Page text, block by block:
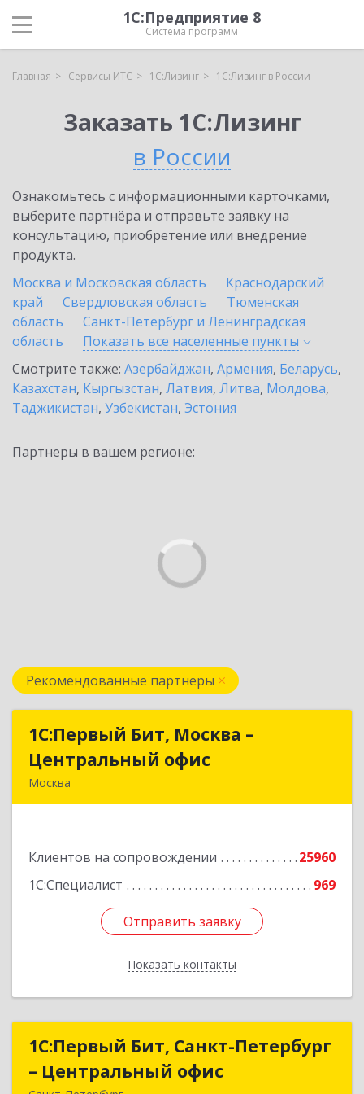
1С:Предприятие 8
Система программ
Главная Сервисы ИТС 1С:Лизинг 1С:Лизинг в России
Заказать 1С:Лизинг
в России
Ознакомьтесь с информационными карточками,
выберите партнёра и отправьте заявку на
консультацию, приобретение или внедрение
продукта.
Москва и Московская область
Краснодарский
край
Свердловская область
Тюменская
область
Санкт-Петербург и Ленинградская
область
Показать все населенные пункты
Смотрите также: Азербайджан, Армения, Беларусь,
Казахстан, Кыргызстан, Латвия, Литва, Молдова,
Таджикистан, Узбекистан, Эстония
Партнеры в вашем регионе:
Рекомендованные партнеры
1С:Первый Бит, Москва –
Центральный офис
Москва
Клиентов на сопровождении
25960
1С:Специалист
969
Отправить заявку
Показать контакты
1С:Первый Бит, Москва –
Центральный офис
Отправить заявку
Назад
1С:Первый Бит, Санкт-Петербург
– Центральный офис
1С:Первый Бит, Санкт-Петербург
– Центральный офис